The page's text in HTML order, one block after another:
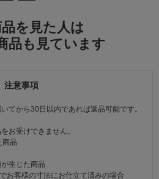
を見た人は
品も見ています
注意事項
てから30日以内であれば返品可能です。
お受けできません。
商品
生じた商品
お客様の寸法にお仕立て済みの場合